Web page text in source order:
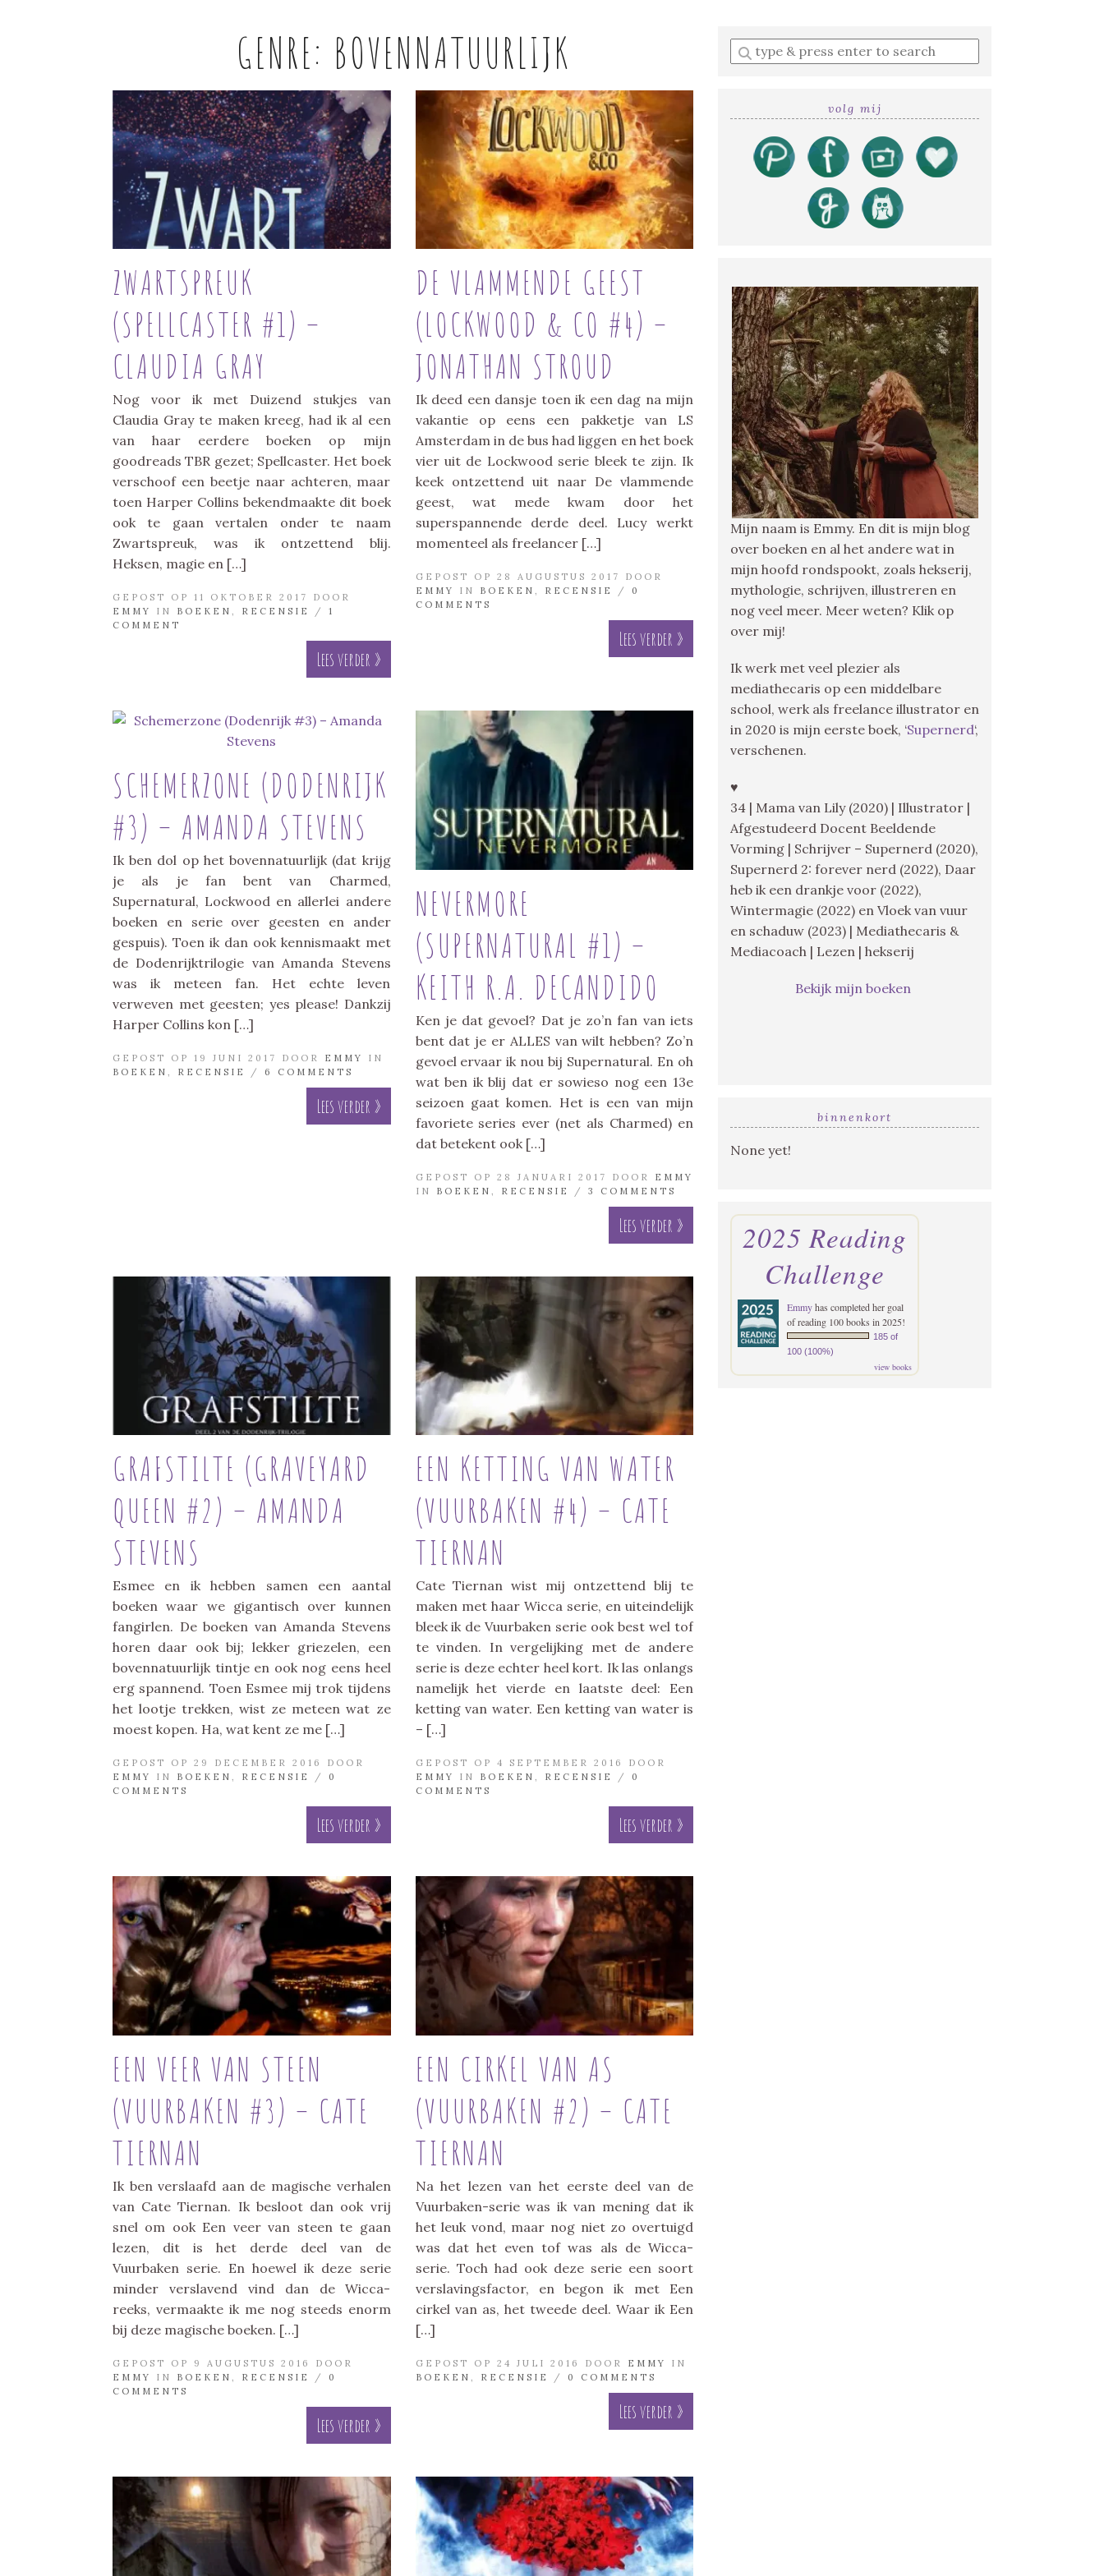
GENRE: BOVENNATUURLIJK
ZWARTSPREUK
(SPELLCASTER #1) –
CLAUDIA GRAY
Nog voor ik met Duizend stukjes van
Claudia Gray te maken kreeg, had ik al een
van haar eerdere boeken op mijn
goodreads TBR gezet; Spellcaster. Het boek
verschoof een beetje naar achteren, maar
toen Harper Collins bekendmaakte dit boek
ook te gaan vertalen onder te naam
Zwartspreuk, was ik ontzettend blij.
Heksen, magie en […]
GEPOST OP 11 OKTOBER 2017 DOOR
EMMY
IN BOEKEN , RECENSIE / 1
COMMENT
Lees verder »
DE VLAMMENDE GEEST
(LOCKWOOD & CO #4) –
JONATHAN STROUD
Ik deed een dansje toen ik een dag na mijn
vakantie op eens een pakketje van LS
Amsterdam in de bus had liggen en het boek
vier uit de Lockwood serie bleek te zijn. Ik
keek ontzettend uit naar De vlammende
geest, wat mede kwam door het
superspannende derde deel. Lucy werkt
momenteel als freelancer […]
GEPOST OP 28 AUGUSTUS 2017 DOOR
EMMY
IN BOEKEN , RECENSIE /
0
COMMENTS
Lees verder »
SCHEMERZONE (DODENRIJK
#3) – AMANDA STEVENS
Ik ben dol op het bovennatuurlijk (dat krijg
je als je fan bent van Charmed,
Supernatural, Lockwood en allerlei andere
boeken en serie over geesten en ander
gespuis). Toen ik dan ook kennismaakt met
de Dodenrijktrilogie van Amanda Stevens
was ik meteen fan. Het echte leven
verweven met geesten; yes please! Dankzij
Harper Collins kon […]
GEPOST OP 19 JUNI 2017 DOOR EMMY
IN
BOEKEN , RECENSIE / 6 COMMENTS
Lees verder »
NEVERMORE
(SUPERNATURAL #1) –
KEITH R.A. DECANDIDO
Ken je dat gevoel? Dat je zo’n fan van iets
bent dat je er ALLES van wilt hebben? Zo’n
gevoel ervaar ik nou bij Supernatural. En oh
wat ben ik blij dat er sowieso nog een 13e
seizoen gaat komen. Het is een van mijn
favoriete series ever (net als Charmed) en
dat betekent ook […]
GEPOST OP 28 JANUARI 2017 DOOR
EMMY
IN
BOEKEN , RECENSIE / 3 COMMENTS
Lees verder »
GRAFSTILTE (GRAVEYARD
QUEEN #2) – AMANDA
STEVENS
Esmee en ik hebben samen een aantal
boeken waar we gigantisch over kunnen
fangirlen. De boeken van Amanda Stevens
horen daar ook bij; lekker griezelen, een
bovennatuurlijk tintje en ook nog eens heel
erg spannend. Toen Esmee mij trok tijdens
het lootje trekken, wist ze meteen wat ze
moest kopen. Ha, wat kent ze me […]
GEPOST OP 29 DECEMBER 2016 DOOR
EMMY
IN BOEKEN , RECENSIE / 0
COMMENTS
Lees verder »
EEN KETTING VAN WATER
(VUURBAKEN #4) – CATE
TIERNAN
Cate Tiernan wist mij ontzettend blij te
maken met haar Wicca serie, en uiteindelijk
bleek ik de Vuurbaken serie ook best wel tof
te vinden. In vergelijking met de andere
serie is deze echter heel kort. Ik las onlangs
namelijk het vierde en laatste deel: Een
ketting van water. Een ketting van water is
– […]
GEPOST OP 4 SEPTEMBER 2016 DOOR
EMMY
IN BOEKEN , RECENSIE /
0
COMMENTS
Lees verder »
EEN VEER VAN STEEN
(VUURBAKEN #3) – CATE
TIERNAN
Ik ben verslaafd aan de magische verhalen
van Cate Tiernan. Ik besloot dan ook vrij
snel om ook Een veer van steen te gaan
lezen, dit is het derde deel van de
Vuurbaken serie. En hoewel ik deze serie
minder verslavend vind dan de Wicca-
reeks, vermaakte ik me nog steeds enorm
bij deze magische boeken. […]
GEPOST OP 9 AUGUSTUS 2016 DOOR
EMMY
IN BOEKEN RECENSIE / 0
COMMENTS
Lees verder »
EEN CIRKEL VAN AS
(VUURBAKEN #2) – CATE
TIERNAN
Na het lezen van het eerste deel van de
Vuurbaken-serie was ik van mening dat ik
het leuk vond, maar nog niet zo overtuigd
was dat het even tof was als de Wicca-
serie. Toch had ook deze serie een soort
verslavingsfactor, en begon ik met Een
cirkel van as, het tweede deel. Waar ik Een
[…]
GEPOST OP 24 JULI 2016 DOOR EMMY
IN
BOEKEN
RECENSIE / 0 COMMENTS
Lees verder »
Enter
a
volg mij
Mijn naam is Emmy. En dit is mijn blog
over boeken en al het andere wat in
mijn hoofd rondspookt, zoals hekserij,
mythologie, schrijven, illustreren en
nog veel meer. Meer weten? Klik op
over mij!
Ik werk met veel plezier als
mediathecaris op een middelbare
school, werk als freelance illustrator en
in 2020 is mijn eerste boek, ‘Supernerd‘,
verschenen.
♥
34 | Mama van Lily (2020) | Illustrator |
Afgestudeerd Docent Beeldende
Vorming | Schrijver – Supernerd (2020),
Supernerd 2: forever nerd (2022), Daar
heb ik een drankje voor (2022),
Wintermagie (2022) en Vloek van vuur
en schaduw (2023) | Mediathecaris &
Mediacoach | Lezen | hekserij
Bekijk mijn boeken
binnenkort
None yet!
2025 Reading
Challenge
Emmyhas completed her goal
of reading 100 books in 2025!
185 of
100 (100%)
view books